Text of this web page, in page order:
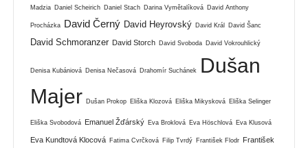
Madzia Daniel Scheirich Daniel Stach Darina Vymětalíková David Anthony
Procházka David Černý David Heyrovský David Král David Šanc
David Schmoranzer David Storch David Svoboda David Vokrouhlický
Denisa Kubániová Denisa Nečasová Drahomír Suchánek
Dušan
Majer Dušan Prokop Eliška Klozová Eliška Mikysková Eliška Selinger
Eliška Svobodová Emanuel Žďárský Eva Broklová Eva Höschlová Eva Klusová
Eva Kundtová Klocová Fatima Cvrčková Filip Tvrdý František Flodr František